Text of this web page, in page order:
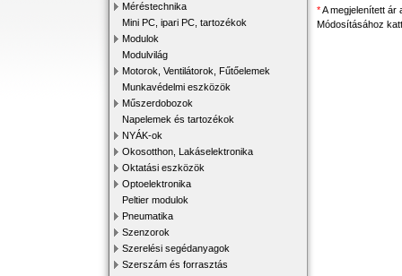
Méréstechnika
Mini PC, ipari PC, tartozékok
Modulok
Modulvilág
Motorok, Ventilátorok, Fűtőelemek
Munkavédelmi eszközök
Műszerdobozok
Napelemek és tartozékok
NYÁK-ok
Okosotthon, Lakáselektronika
Oktatási eszközök
Optoelektronika
Peltier modulok
Pneumatika
Szenzorok
Szerelési segédanyagok
Szerszám és forrasztás
*A megjelenített ár
Módosításához